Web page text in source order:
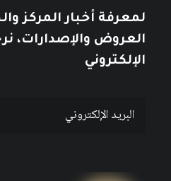
لمعرفة أخبار المركز
العروض والإصدارات،
الإلكتروني